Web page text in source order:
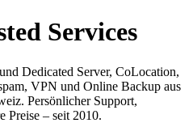
Services
Dedicated Server, CoLocation,
VPN und Online Backup aus
Persönlicher Support,
Preise – seit 2010.